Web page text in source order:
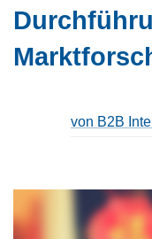
von B2B